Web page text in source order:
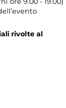
rivolte al